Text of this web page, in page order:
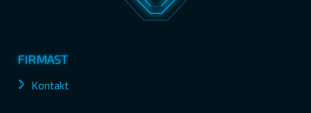
FIRMAST
Kontakt